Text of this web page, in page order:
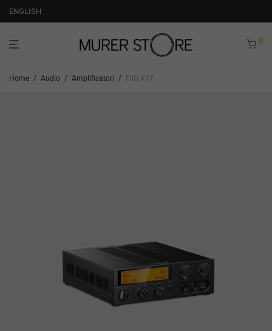
ENGLISH
0
Home / Audio / Amplificatori / FiiO K17